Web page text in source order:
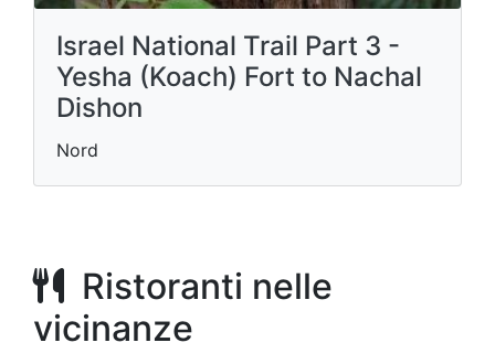
Israel National Trail Part 3 -
Yesha (Koach) Fort to Nachal
Dishon
Nord
Ristoranti nelle
vicinanze